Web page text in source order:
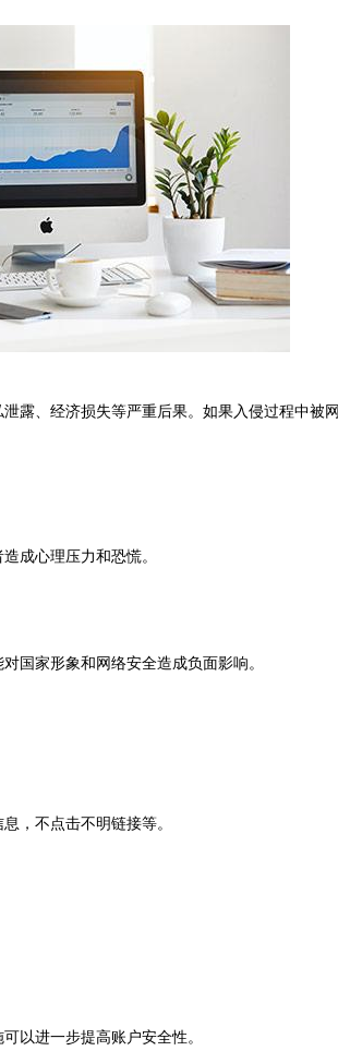
露、经济损失等严重后果。如果入侵过程中被
成心理压力和恐慌。
国家形象和网络安全造成负面影响。
，不点击不明链接等。
以进一步提高账户安全性。